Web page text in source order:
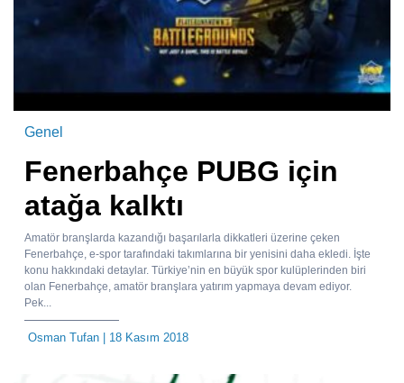
Genel
Fenerbahçe PUBG için
atağa kalktı
Amatör branşlarda kazandığı başarılarla dikkatleri üzerine çeken
Fenerbahçe, e-spor tarafındaki takımlarına bir yenisini daha ekledi. İşte
konu hakkındaki detaylar. Türkiye’nin en büyük spor kulüplerinden biri
olan Fenerbahçe, amatör branşlara yatırım yapmaya devam ediyor.
Pek...
Osman Tufan | 18 Kasım 2018